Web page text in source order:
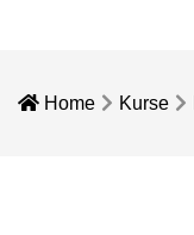
Home Kurse